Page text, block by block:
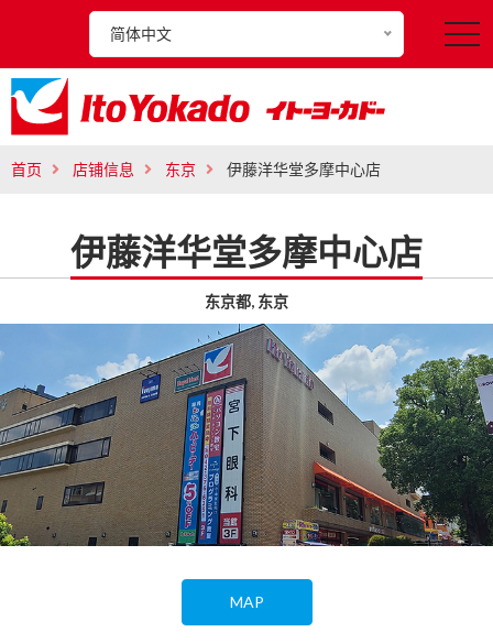
t
o
v
a
t
i
o
n
简体中文
首页 店铺信息 东京 伊藤洋华堂多摩中心店
伊藤洋华堂多摩中心店
东京都, 东京
MAP